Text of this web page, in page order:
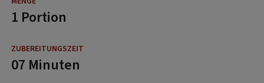
1 Portion
07 Minuten